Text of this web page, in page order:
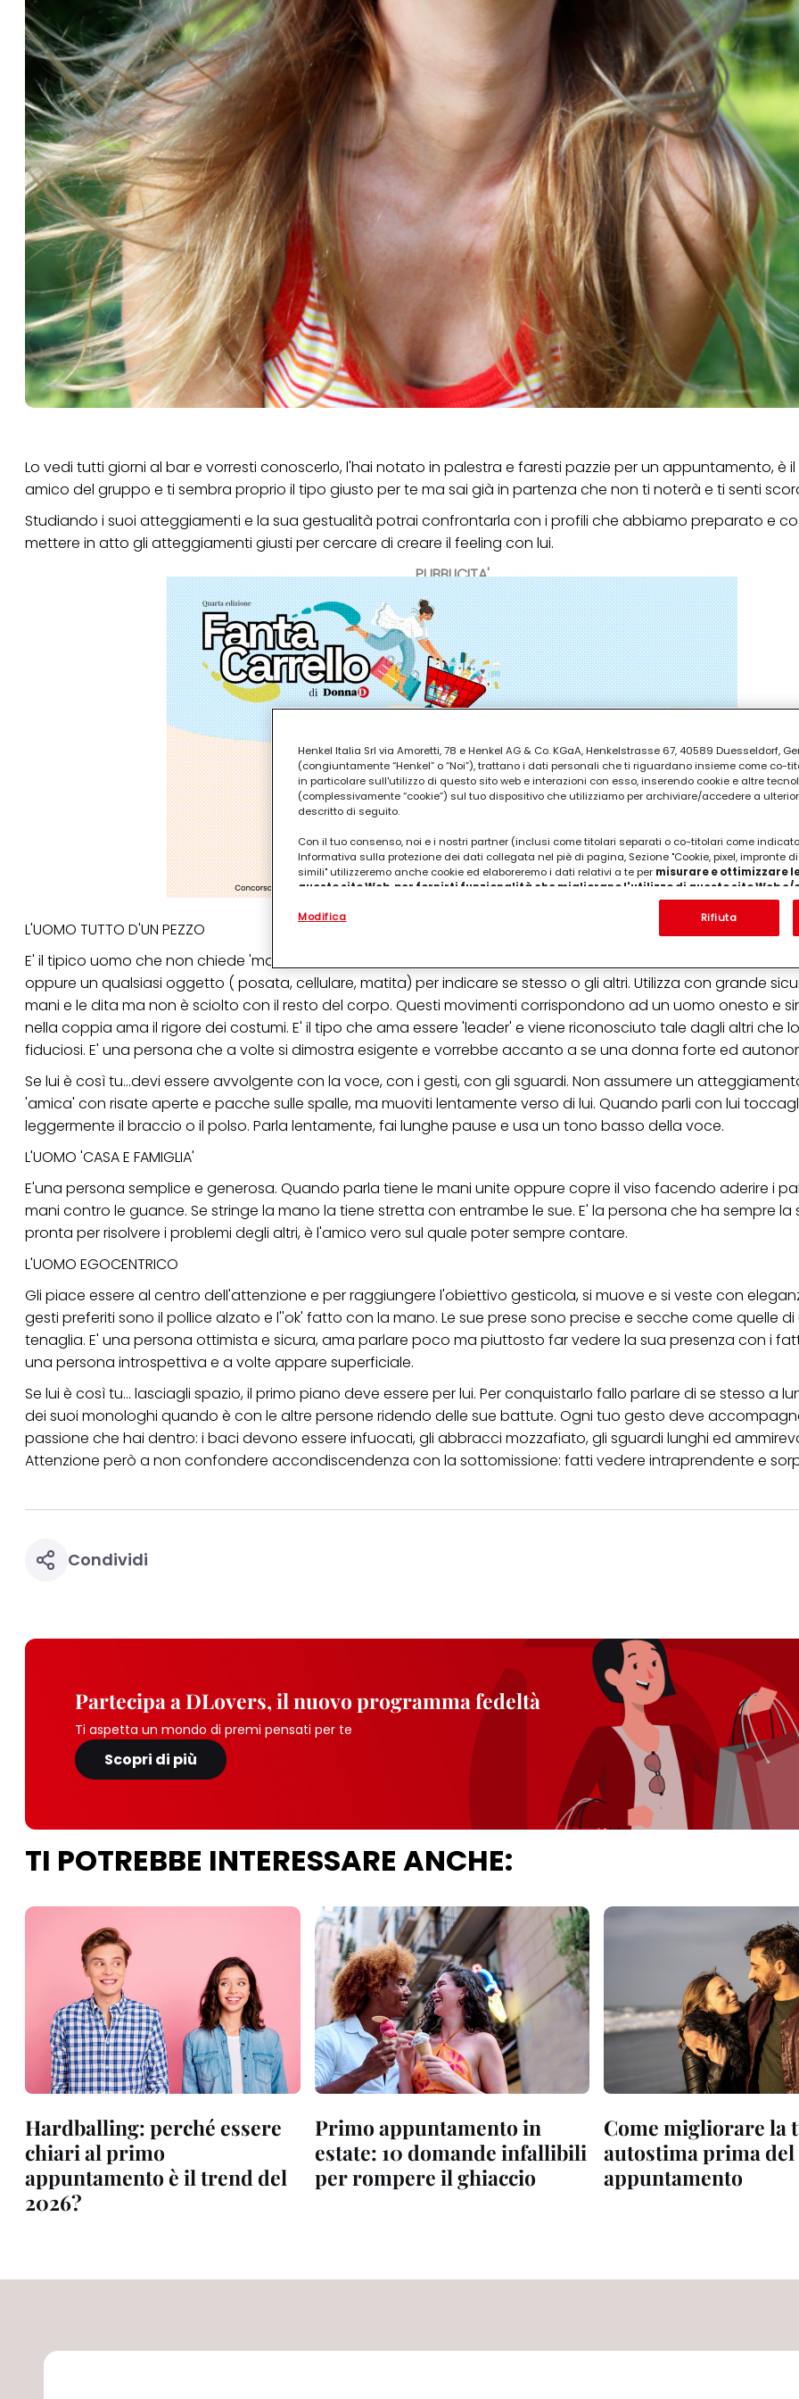
PUBBLICITA'
Lo vedi tutti giorni al bar e vorresti conoscerlo, l'hai notato in palestra e faresti pazzie per un appuntamento, è
amico del gruppo e ti sembra proprio il tipo giusto per te ma sai già in partenza che non ti noterà e ti senti
Studiando i suoi atteggiamenti e la sua gestualità potrai confrontarla con i profili che abbiamo preparato e
mettere in atto gli atteggiamenti giusti per cercare di creare il feeling con lui.
L'UOMO TUTTO D'UN PEZZO
E' il tipico uomo che non chiede 'mai'. Lo riconosci per la sua gestualità precisa, mentre parla è solito usare un
oppure un qualsiasi oggetto ( posata, cellulare, matita) per indicare se stesso o gli altri. Utilizza con grande
mani e le dita ma non è sciolto con il resto del corpo. Questi movimenti corrispondono ad un uomo onesto e
nella coppia ama il rigore dei costumi. E' il tipo che ama essere 'leader' e viene riconosciuto tale dagli altri che
fiduciosi. E' una persona che a volte si dimostra esigente e vorrebbe accanto a se una donna forte ed
Se lui è così tu...devi essere avvolgente con la voce, con i gesti, con gli sguardi. Non assumere un
'amica' con risate aperte e pacche sulle spalle, ma muoviti lentamente verso di lui. Quando parli con lui
leggermente il braccio o il polso. Parla lentamente, fai lunghe pause e usa un tono basso della voce.
L'UOMO 'CASA E FAMIGLIA'
E'una persona semplice e generosa. Quando parla tiene le mani unite oppure copre il viso facendo aderire i
mani contro le guance. Se stringe la mano la tiene stretta con entrambe le sue. E' la persona che ha sempre la
pronta per risolvere i problemi degli altri, è l'amico vero sul quale poter sempre contare.
L'UOMO EGOCENTRICO
Gli piace essere al centro dell'attenzione e per raggiungere l'obiettivo gesticola, si muove e si veste con
gesti preferiti sono il pollice alzato e l''ok' fatto con la mano. Le sue prese sono precise e secche come quelle di
tenaglia. E' una persona ottimista e sicura, ama parlare poco ma piuttosto far vedere la sua presenza con i
una persona introspettiva e a volte appare superficiale.
Se lui è così tu... lasciagli spazio, il primo piano deve essere per lui. Per conquistarlo fallo parlare di se stesso a
dei suoi monologhi quando è con le altre persone ridendo delle sue battute. Ogni tuo gesto deve
passione che hai dentro: i baci devono essere infuocati, gli abbracci mozzafiato, gli sguardi lunghi ed
Attenzione però a non confondere accondiscendenza con la sottomissione: fatti vedere intraprendente e
Condividi
Partecipa a DLovers, il nuovo programma fedeltà
Ti aspetta un mondo di premi pensati per te
Scopri di più
TI POTREBBE INTERESSARE ANCHE:
Hardballing: perché essere
chiari al primo
appuntamento è il trend del
2026?
Primo appuntamento in
estate: 10 domande infallibili
per rompere il ghiaccio
Come migliorare la
autostima prima
appuntamento
Henkel Italia Srl via Amoretti, 78 e Henkel AG & Co. KGaA, Henkelstrasse 67, 40589 Duesseldorf,
(congiuntamente “Henkel” o “Noi”), trattano i dati personali che ti riguardano insieme come co-
in particolare sull'utilizzo di questo sito web e interazioni con esso, inserendo cookie e altre
(complessivamente “cookie”) sul tuo dispositivo che utilizziamo per archiviare/accedere a
descritto di seguito.
Con il tuo consenso, noi e i nostri partner (inclusi come titolari separati o co-titolari come
Informativa sulla protezione dei dati collegata nel piè di pagina, Sezione "Cookie, pixel, impronte
simili" utilizzeremo anche cookie ed elaboreremo i dati relativi a te per misurare e ottimizzare
questo sito Web, per fornirti funzionalità che migliorano l'utilizzo di questo sito Web e/
. Analizzeremo il tuo utilizzo di questo sito Web e le tue interazioni commerciali
(rispettivamente dell'azienda per cui lavori) per) e su tale base tracciare i tuoi acquisti dei nostri
terzi, conservare le nostre informazioni sulle entità commerciali e creare profili individuali su di te
identificati) su questo sito web e altri media (di terzi) tramite i dispositivi assegnati a te o alla tua
misurare e ottimizzare il successo delle campagne pubblicitarie.
Puoi trovare maggiori informazioni sul trattamento dei tuoi dati nella nostra Informativa sulla
collegata nel piè di pagina (Sezione "Cookie, Pixel, Impronte digitali e tecnologie simili"). Puoi
qualsiasi momento con effetto per il futuro disabilitando i cookie sul nostro sito web nella sezione
periodo di conservazione, consultare le informazioni dettagliate su ciascun cookie disponibili
"modifica" di seguito".
Se fai clic su "Modifica" potrai trovare maggiori informazioni sul trattamento dei tuoi dati / sull'uso
Modifica Rifiuta